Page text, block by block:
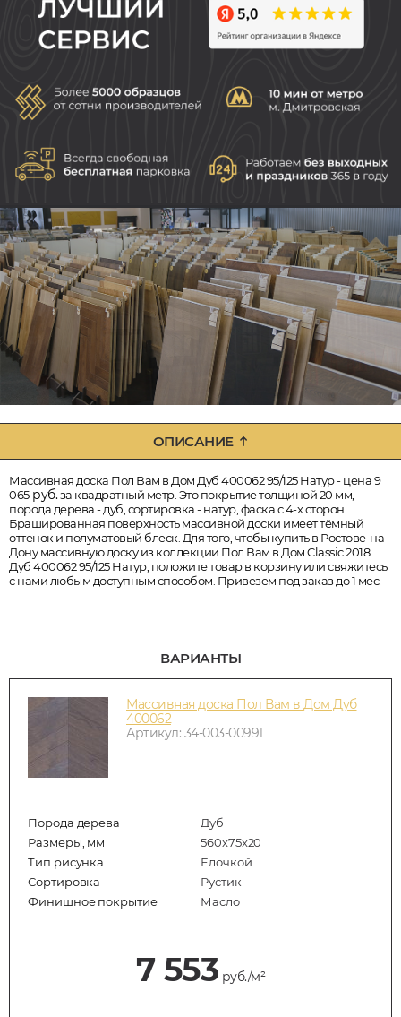
ОПИСАНИЕ
Массивная доска Пол Вам в Дом Дуб 400062 95/125 Натур - цена 9
065руб.за квадратный метр. Это покрытие толщиной 20 мм,
порода дерева - дуб, сортировка - натур, фаска с 4-х сторон.
Брашированная поверхность массивной доски имеет тёмный
оттенок и полуматовый блеск. Для того, чтобы купить в Ростове-на-
Дону массивную доску из коллекции Пол Вам в Дом Classic 2018
Дуб 400062 95/125 Натур, положите товар в корзину или свяжитесь
с нами любым доступным способом. Привезем под заказ до 1 мес.
ВАРИАНТЫ
Массивная доска Пол Вам в Дом Дуб
400062
Артикул: 34-003-00991
Порода дерева
Дуб
Размеры, мм
560x75x20
Тип рисунка
Елочкой
Сортировка
Рустик
Финишное покрытие
Масло
7 553 руб./м²